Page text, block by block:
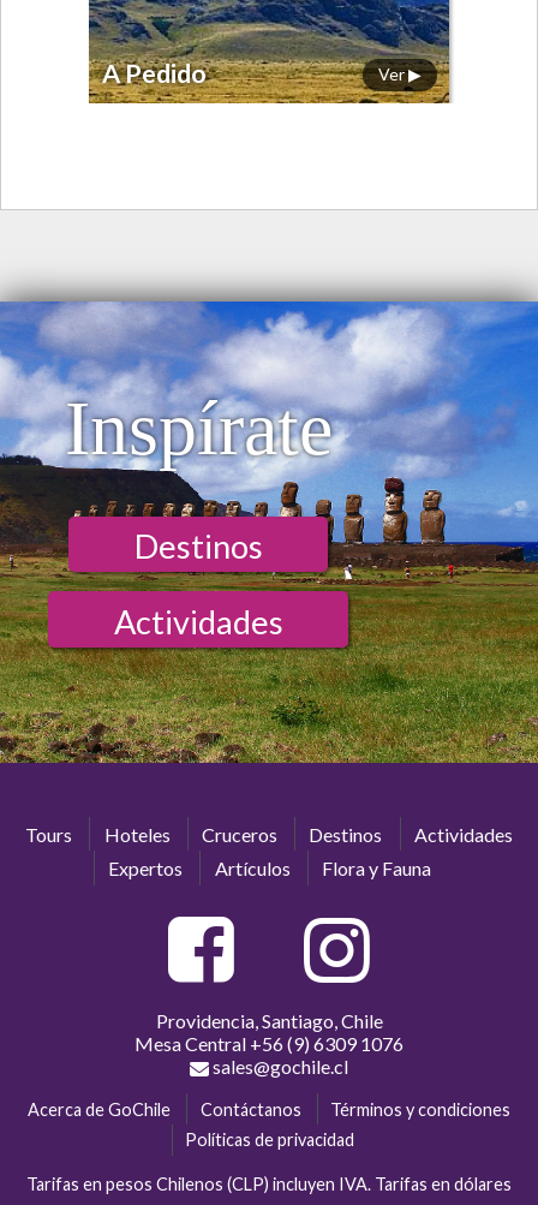
Ver ▶
A Pedido
Inspírate
Destinos
Actividades
Tours Hoteles Cruceros Destinos
Actividades
Expertos
Artículos Flora y Fauna
Providencia, Santiago, Chile
Mesa Central +56 (9) 6309 1076
sales@gochile.cl
Acerca de GoChile Contáctanos
Términos y condiciones
Políticas de privacidad
Tarifas en pesos Chilenos (CLP) incluyen IVA. Tarifas en dólares